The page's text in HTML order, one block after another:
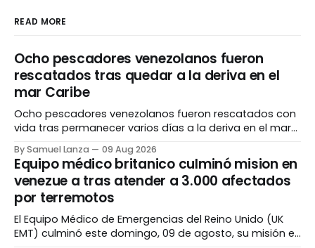
READ MORE
Ocho pescadores venezolanos fueron
rescatados tras quedar a la deriva en el
mar Caribe
Ocho pescadores venezolanos fueron rescatados con
vida tras permanecer varios días a la deriva en el mar
viajaban presentara fallas mecánicas y problemas en
el sistema eléctrico. El operativo se desarrolló a 45
millas náuticas al este de los Cayos Miskitos,
By Samuel Lanza 09 Aug 2026
Equipo médico britanico culminó mision en
venezue a tras atender a 3.000 afectados
por terremotos
El Equipo Médico de Emergencias del Reino Unido (UK
EMT) culminó este domingo, 09 de agosto, su misión en